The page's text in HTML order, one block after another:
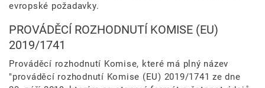
evropské požadavky.
PROVÁDĚCÍ ROZHODNUTÍ KOMISE (EU)
2019/1741
Prováděcí rozhodnutí Komise, které má plný název
"prováděcí rozhodnutí Komise (EU) 2019/1741 ze dne